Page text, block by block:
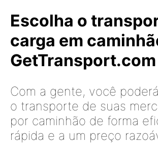
Escolha o
carga em
GetTransport.com
Com a gente, você
o transporte de suas
por caminhão de forma
rápida e a um preço